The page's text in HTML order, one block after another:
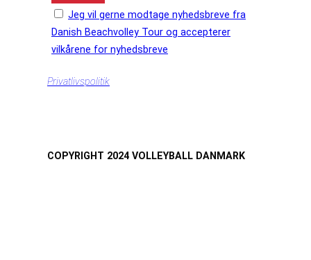
Jeg vil gerne modtage nyhedsbreve fra
Danish Beachvolley Tour og accepterer
vilkårene for nyhedsbreve
Privatlivspolitik
COPYRIGHT 2024 VOLLEYBALL DANMARK